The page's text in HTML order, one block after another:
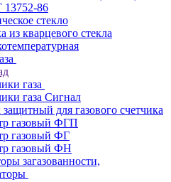
86
стекло
из кварцевого стекла
газа
газа Сигнал
для газового счетчика
газовый ФГП
газовый ФГ
газовый ФН
загазованности,